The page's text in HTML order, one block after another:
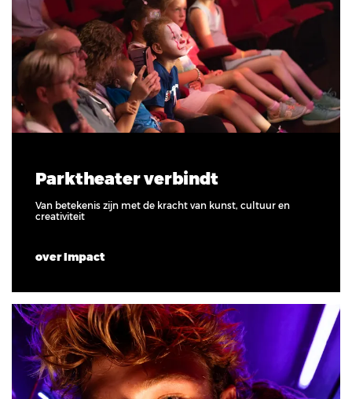
Parktheater verbindt
Van betekenis zijn met de kracht van kunst, cultuur en
creativiteit
over Impact